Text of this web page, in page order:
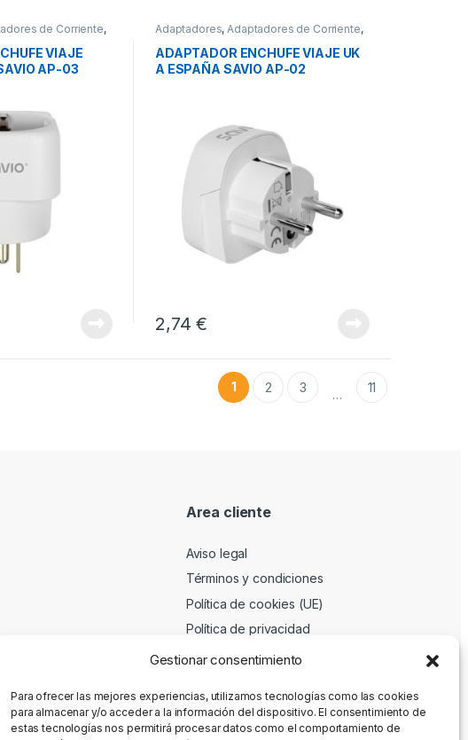
Gestionar consentimiento
Para ofrecer las mejores experiencias, utilizamos tecnologías como las cookies
para almacenar y/o acceder a la información del dispositivo. El consentimiento de
estas tecnologías nos permitirá procesar datos como el comportamiento de
de Corriente,
VIAJE
AP-03
Adaptadores, Adaptadores de Corriente,
Conectividad
ADAPTADOR ENCHUFE VIAJE UK
A ESPAÑA SAVIO AP-02
2,74€
1 2 3 … 11
Area cliente
Aviso legal
Términos y condiciones
Política de cookies (UE)
Política de privacidad